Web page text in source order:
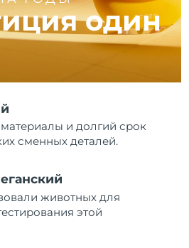
один
и долгий срок
сменных деталей.
животных для
этой